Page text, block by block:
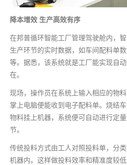
降本增效 生产高效有序
在邦普循环智能工厂管理驾驶舱内，
生产环节的实时数据，如车间配料单
等。据悉，该系统就是工厂能实现自
在。
现场，操作员在系统上输入相应的物
掌上电脑便能收到电子配料单。烧结
物料挂上机器，系统便可自动进行定
节。
传统投料方式由工人对照投料单，分
机器内。这样做投料效率和精准度较